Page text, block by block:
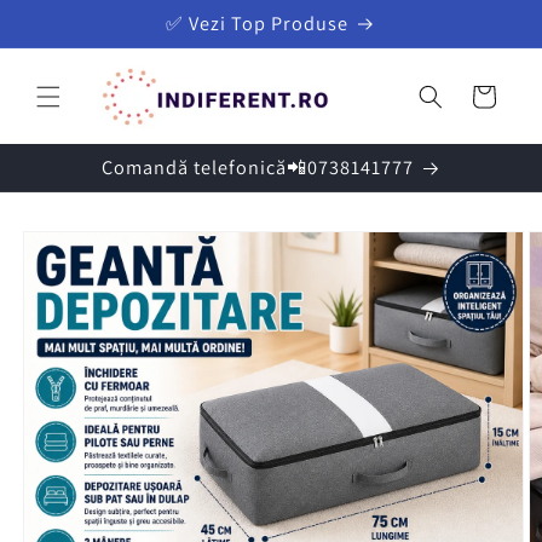
✅ Vezi Top Produse
Coș
Comandă telefonică📲0738141777
informațiile
despre
produs